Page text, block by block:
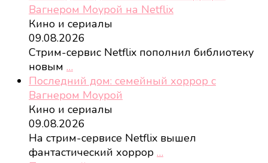
Вагнером Моурой на Netflix
Кино и сериалы
09.08.2026
Стрим-сервис Netflix пополнил библиотеку
новым …
Последний дом: семейный хоррор с
Вагнером Моурой
Кино и сериалы
09.08.2026
На стрим-сервисе Netflix вышел
фантастический хоррор …